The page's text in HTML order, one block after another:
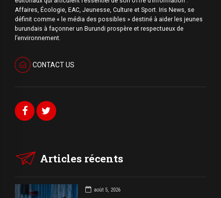
Affaires, Écologie, EAC, Jeunesse, Culture et Sport. Iris News, se
définit comme « le média des possibles » destiné à aider les jeunes
burundais à façonner un Burundi prospère et respectueux de
l’environnement.
CONTACT US
Articles récents
août 5, 2026